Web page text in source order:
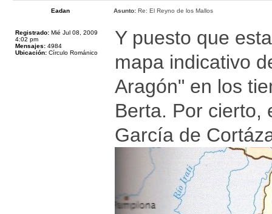
Eadan Asunto: Re: El Reyno de los Mallos
Registrado: Mié Jul 08, 2009
4:02 pm
Mensajes: 4984
Ubicación: Círculo Románico
Y puesto que
mapa indicativo
Aragón" en los
Berta. Por cierto,
García de